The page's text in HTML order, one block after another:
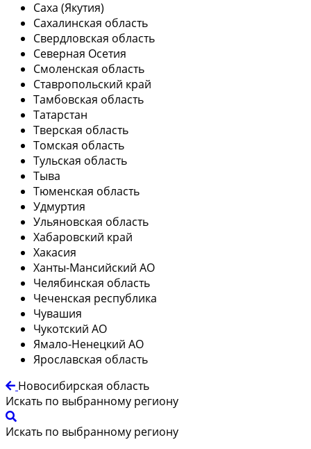
Саха (Якутия)
Сахалинская область
Свердловская область
Северная Осетия
Смоленская область
Ставропольский край
Тамбовская область
Татарстан
Тверская область
Томская область
Тульская область
Тыва
Тюменская область
Удмуртия
Ульяновская область
Хабаровский край
Хакасия
Ханты-Мансийский АО
Челябинская область
Чеченская республика
Чувашия
Чукотский АО
Ямало-Ненецкий АО
Ярославская область
Новосибирская область
Искать по выбранному региону
Искать по выбранному региону